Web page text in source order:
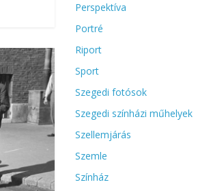
Perspektíva
Portré
Riport
Sport
Szegedi fotósok
Szegedi színházi műhelyek
Szellemjárás
Szemle
Színház